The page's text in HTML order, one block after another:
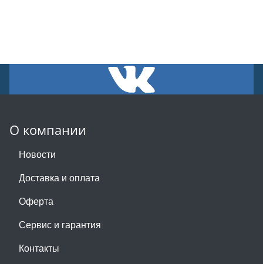
О компании
Новости
Доставка и оплата
Оферта
Сервис и гарантия
Контакты